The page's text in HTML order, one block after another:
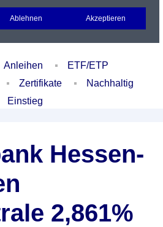
Portfolio Login
Anleihen
ETF/ETP
Zertifikate
Nachhaltig
Einstieg
Hessen-
2,861%
Ablehnen Akzeptieren